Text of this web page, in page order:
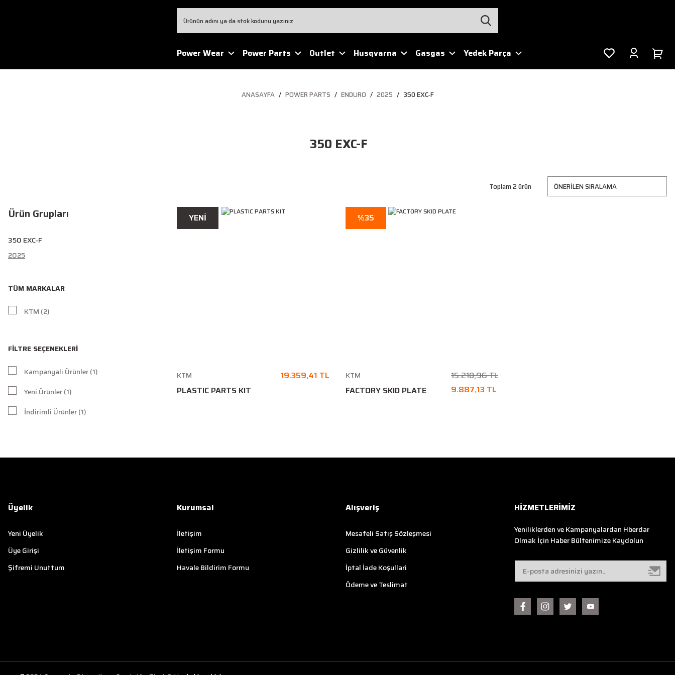
Power Wear Power Parts Outlet Husqvarna Gasgas Yedek Parça
ANASAYFA POWER PARTS ENDURO 2025 350 EXC-F
Ürün Grupları
350 EXC-F
2025
TÜM MARKALAR
KTM (2)
FILTRE SEÇENEKLERI
Kampanyalı Ürünler (1)
Yeni Ürünler (1)
İndirimli Ürünler (1)
350 EXC-F
Toplam 2 ürün
YENİ
KTM
PLASTIC PARTS KIT
19.359,41 TL
%35
KTM
FACTORY SKID PLATE
15.210,96 TL
9.887,13 TL
Üyelik
Yeni Üyelik
Üye Girişi
Şifremi Unuttum
Kurumsal
İletişim
İletişim Formu
Havale Bildirim Formu
Alışveriş
Mesafeli Satış Sözleşmesi
Gizlilik ve Güvenlik
İptal İade Koşullari
Ödeme ve Teslimat
HİZMETLERİMİZ
Yeniliklerden ve Kampanyalardan Hberdar
Olmak İçin Haber Bültenimize Kaydolun